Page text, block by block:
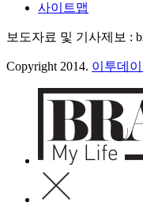
사이트맵
보도자료 및 기사제보 :
Copyright 2014. 이투데